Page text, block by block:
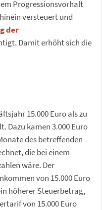
Progressionsvorhalt
versteuert und
der
Damit erhöht sich die
15.000 Euro als zu
Dazu kamen 3.000 Euro
des betreffenden
die bei einem
wäre. Der
von 15.000 Euro
höherer Steuerbetrag,
von 15.000 Euro